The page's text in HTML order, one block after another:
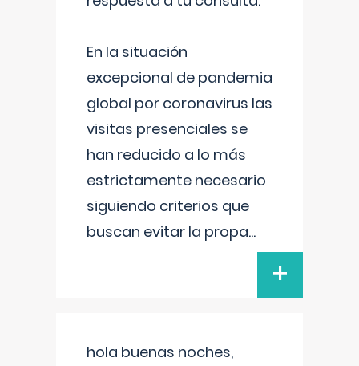
En la situación
excepcional de pandemia
global por coronavirus las
visitas presenciales se
han reducido a lo más
estrictamente necesario
siguiendo criterios que
buscan evitar la propa...
+
hola buenas noches,